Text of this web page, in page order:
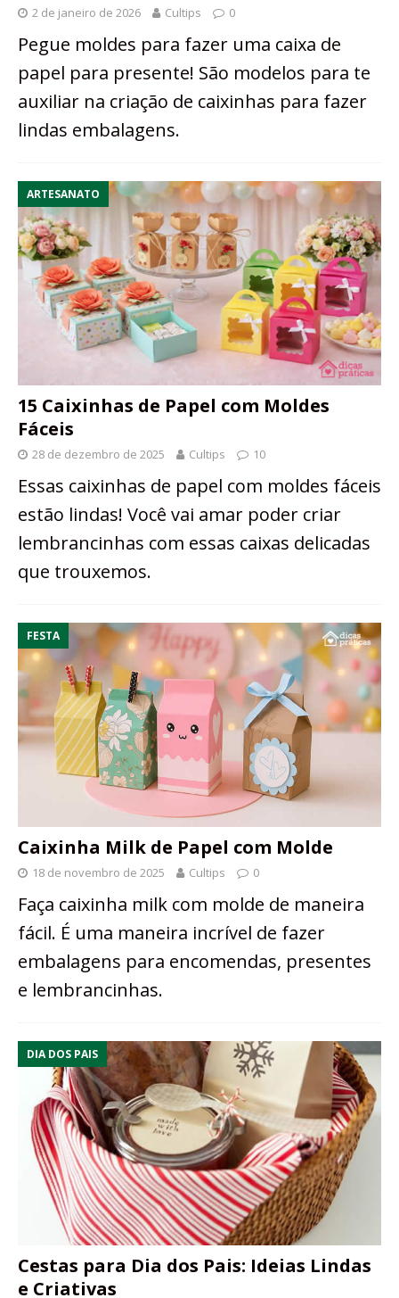
2 de janeiro de 2026 Cultips 0
Pegue moldes para fazer uma caixa de
papel para presente! São modelos para te
auxiliar na criação de caixinhas para fazer
lindas embalagens.
ARTESANATO
15 Caixinhas de Papel com Moldes
Fáceis
28 de dezembro de 2025 Cultips 10
Essas caixinhas de papel com moldes fáceis
estão lindas! Você vai amar poder criar
lembrancinhas com essas caixas delicadas
que trouxemos.
FESTA
Caixinha Milk de Papel com Molde
18 de novembro de 2025 Cultips 0
Faça caixinha milk com molde de maneira
fácil. É uma maneira incrível de fazer
embalagens para encomendas, presentes
e lembrancinhas.
DIA DOS PAIS
Cestas para Dia dos Pais: Ideias Lindas
e Criativas